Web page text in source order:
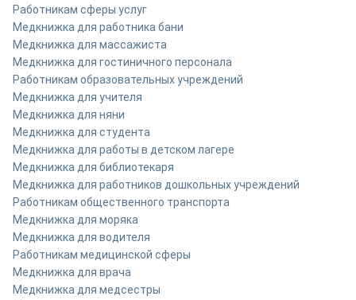
Работникам сферы услуг
Медкнижка для работника бани
Медкнижка для массажиста
Медкнижка для гостиничного персонала
Работникам образовательных учреждений
Медкнижка для учителя
Медкнижка для няни
Медкнижка для студента
Медкнижка для работы в детском лагере
Медкнижка для библиотекаря
Медкнижка для работников дошкольных учреждений
Работникам общественного транспорта
Медкнижка для моряка
Медкнижка для водителя
Работникам медицинской сферы
Медкнижка для врача
Медкнижка для медсестры